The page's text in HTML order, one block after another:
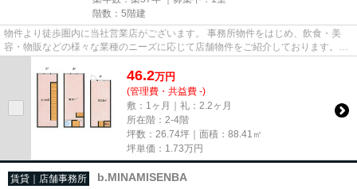
階数：5階建
物件より徒歩圏内に当社営業店がございます。 事務所物件をはじめ、飲食・美
容・物販などの様々な業種のニーズに応じて店舗物件をご紹介しております。
尚、弊社ではおとり広告は一切...
46.2万円
(管理費・共益費 -)
敷：1ヶ月｜礼：2.2ヶ月
所在階：2-4階
坪数：26.74坪｜面積：88.41㎡
坪単価： 1.73万円
賃貸｜店舗事務所 b.MINAMISENBA